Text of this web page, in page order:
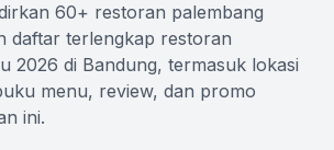
60+ restoran palembang
daftar terlengkap restoran
2026 di Bandung, termasuk lokasi
menu, review, dan promo
ini.